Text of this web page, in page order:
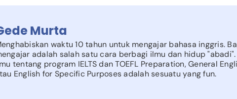
Murta
waktu 10 tahun untuk mengajar bahasa inggris.
adalah salah satu cara berbagi ilmu dan hidup
tentang program IELTS dan TOEFL Preparation, General
English for Specific Purposes adalah sesuatu yang fun.